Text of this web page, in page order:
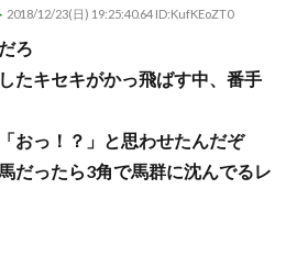
2018/12/23(日) 19:25:40.64 ID:KufKEoZT0
ろ
たキセキがかっ飛ばす中、番手
おっ！？」と思わせたんだぞ
だったら3角で馬群に沈んでるレ